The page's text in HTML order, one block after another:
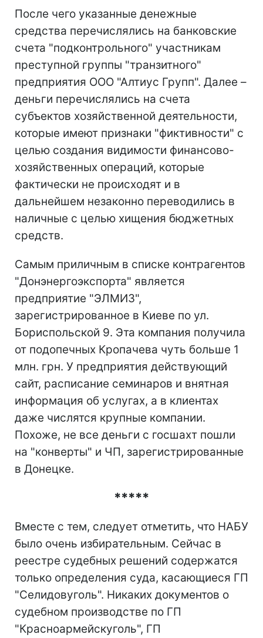
После чего указанные денежные
средства перечислялись на банковские
счета "подконтрольного" участникам
преступной группы "транзитного"
предприятия ООО "Алтиус Групп". Далее –
деньги перечислялись на счета
субъектов хозяйственной деятельности,
которые имеют признаки "фиктивности" с
целью создания видимости финансово-
хозяйственных операций, которые
фактически не происходят и в
дальнейшем незаконно переводились в
наличные с целью хищения бюджетных
средств.
Самым приличным в списке контрагентов
"Донэнергоэкспорта" является
предприятие "ЭЛМИЗ",
зарегистрированное в Киеве по ул.
Бориспольской 9. Эта компания получила
от подопечных Кропачева чуть больше 1
млн. грн. У предприятия действующий
сайт, расписание семинаров и внятная
информация об услугах, а в клиентах
даже числятся крупные компании.
Похоже, не все деньги с госшахт пошли
на "конверты" и ЧП, зарегистрированные
в Донецке.
*****
Вместе с тем, следует отметить, что НАБУ
было очень избирательным. Сейчас в
реестре судебных решений содержатся
только определения суда, касающиеся ГП
"Селидовуголь". Никаких документов о
судебном производстве по ГП
"Красноармейскуголь", ГП